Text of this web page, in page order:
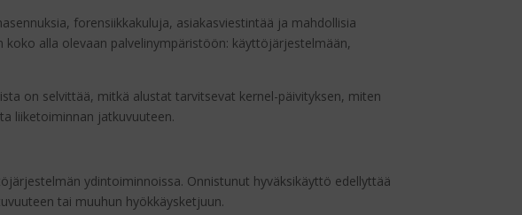
forensiikkakuluja, asiakasviestintää ja mahdollisia
alla olevaan palvelinympäristöön: käyttöjärjestelmään,
on selvittää, mitkä alustat tarvitsevat kernel-päivityksen, miten
liiketoiminnan jatkuvuuteen.
ydintoiminnoissa. Onnistunut hyväksikäyttö edellyttää
tai muuhun hyökkäysketjuun.